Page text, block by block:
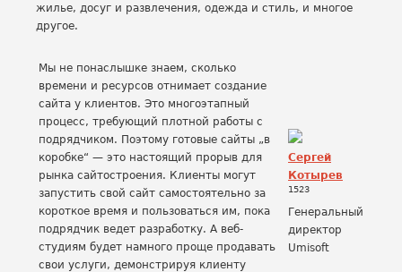
жилье, досуг и развлечения, одежда и стиль, и многое
другое.
Мы не понаслышке знаем, сколько
времени и ресурсов отнимает создание
сайта у клиентов. Это многоэтапный
процесс, требующий плотной работы с
подрядчиком. Поэтому готовые сайты „в
коробке“ — это настоящий прорыв для
рынка сайтостроения. Клиенты могут
запустить свой сайт самостоятельно за
короткое время и пользоваться им, пока
подрядчик ведет разработку. А веб-
студиям будет намного проще продавать
свои услуги, демонстрируя клиенту
Сергей
Котырев
1523
Генеральный
директор
Umisoft